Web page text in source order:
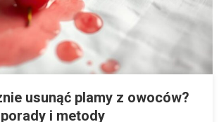
usunąć plamy z owoców?
i metody